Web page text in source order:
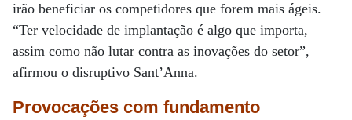
irão beneficiar os competidores que forem mais ágeis.
“Ter velocidade de implantação é algo que importa,
assim como não lutar contra as inovações do setor”,
afirmou o disruptivo Sant’Anna.
Provocações com fundamento